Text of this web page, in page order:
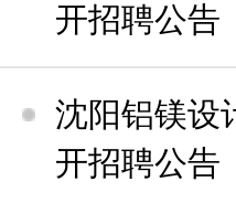
开招聘公告
沈阳铝镁设
开招聘公告